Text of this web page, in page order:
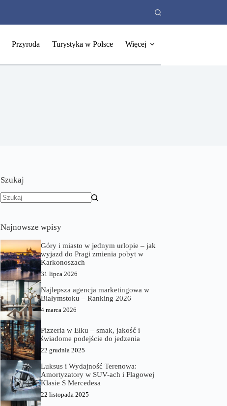
Przyroda Turystyka w Polsce Więcej
Szukaj
Najnowsze wpisy
Góry i miasto w jednym urlopie – jak
wyjazd do Pragi zmienia pobyt w
Karkonoszach
31 lipca 2026
Najlepsza agencja marketingowa w
Białymstoku – Ranking 2026
4 marca 2026
Pizzeria w Ełku – smak, jakość i
świadome podejście do jedzenia
22 grudnia 2025
Luksus i Wydajność Terenowa:
Amortyzatory w SUV-ach i Flagowej
Klasie S Mercedesa
22 listopada 2025